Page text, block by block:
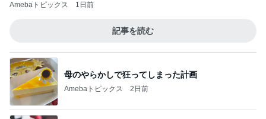
Amebaトピックス 1日前
記事を読む
母のやらかしで狂ってしまった計画
Amebaトピックス 2日前